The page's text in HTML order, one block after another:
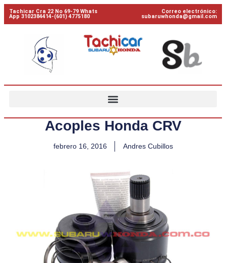
Tachicar Cra 22 No 69-79 Whats
App 3102384414-(601) 4775180
Correo electrónico:
subaruwhonda@gmail.com
Acoples Honda CRV
febrero 16, 2016 Andres Cubillos